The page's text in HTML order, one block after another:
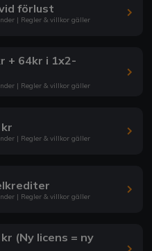
förlust
| Regler & villkor gäller
+ 64kr i 1x2-
| Regler & villkor gäller
| Regler & villkor gäller
| Regler & villkor gäller
(Ny licens = ny